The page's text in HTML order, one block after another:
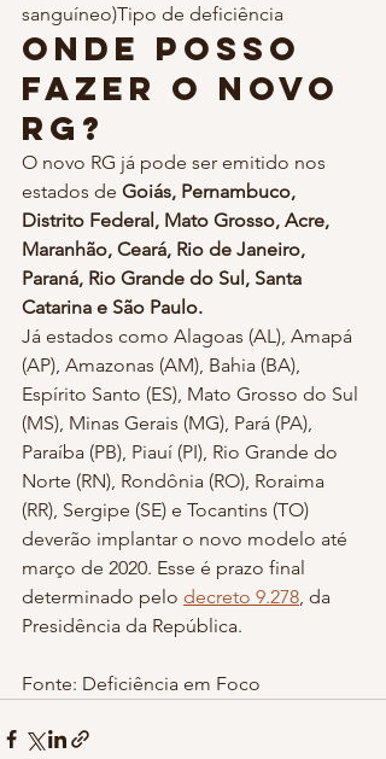
sanguíneo)Tipo de deficiência
Onde posso
fazer o novo
RG?
O novo RG já pode ser emitido nos
estados de Goiás, Pernambuco,
Distrito Federal, Mato Grosso, Acre,
Maranhão, Ceará, Rio de Janeiro,
Paraná, Rio Grande do Sul, Santa
Catarina e São Paulo.
Já estados como Alagoas (AL), Amapá
(AP), Amazonas (AM), Bahia (BA),
Espírito Santo (ES), Mato Grosso do Sul
(MS), Minas Gerais (MG), Pará (PA),
Paraíba (PB), Piauí (PI), Rio Grande do
Norte (RN), Rondônia (RO), Roraima
(RR), Sergipe (SE) e Tocantins (TO)
deverão implantar o novo modelo até
março de 2020. Esse é prazo final
determinado pelo decreto 9.278, da
Presidência da República.
Fonte: Deficiência em Foco